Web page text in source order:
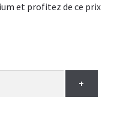
et profitez de ce prix
+